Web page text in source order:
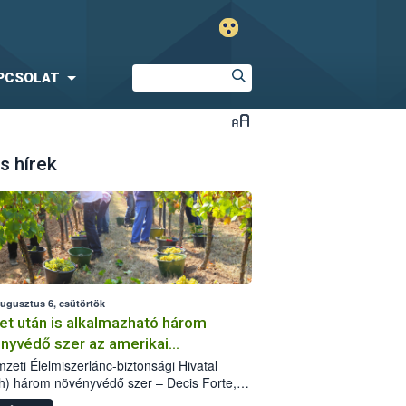
hírek
6, csütörtök
után is alkalmazható három
szer az amerikai
ellen
Élelmiszerlánc-biztonsági Hivatal
három növényvédő szer – Decis Forte,
24 EW, Oroganic – engedélyokiratát